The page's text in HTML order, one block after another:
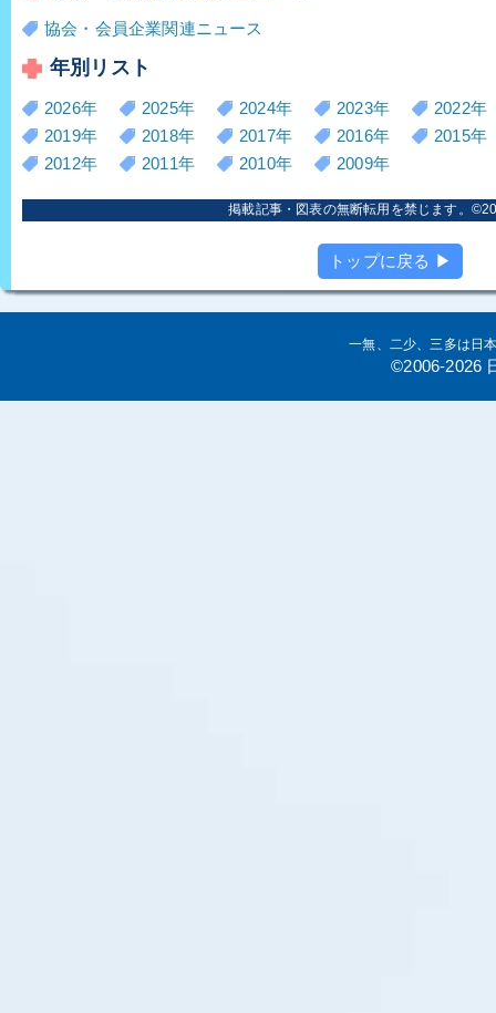
協会・会員企業関連ニュース
年別リスト
2026年 2025年 2024年 2023年
2022年
2019年
2018年 2017年 2016年
2015年
2012年
2011年 2010年 2009年
掲載記事・図表の無断転用を禁じます。
トップに戻る ▶
一無、二少、三多は日
©2006-2026